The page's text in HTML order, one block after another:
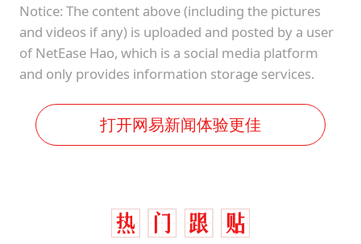
Notice: The content above (including the pictures
and videos if any) is uploaded and posted by a user
of NetEase Hao, which is a social media platform
and only provides information storage services.
打开网易新闻体验更佳